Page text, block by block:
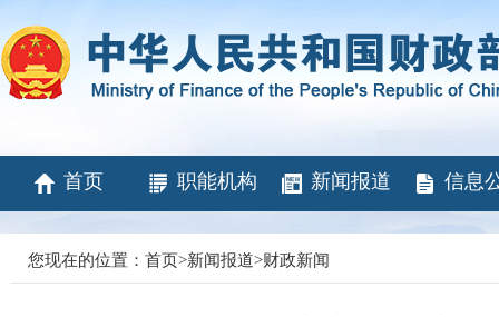
首页 职能机构 新闻报道 信息
您现在的位置： 首页>新闻报道>财政新闻